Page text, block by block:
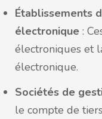
Établissements
électronique :
électroniques et
électronique.
Sociétés de
le compte de